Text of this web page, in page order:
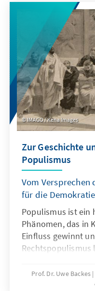
von Zeitgeschichte
Spannungen
Ausrüstung und
Im Mittelpunkt
Deutschland und
unter veränderten
technologischen
können.
IMAGO / Kena Images
Zur Geschichte
Populismus
Vom Versprechen
für die Demokratie
Populismus ist ein
Phänomen, das in
Einfluss gewinnt
Rechtspopulismus
Ausgabe von
sachliche
Prof. Dr. Uwe Backes